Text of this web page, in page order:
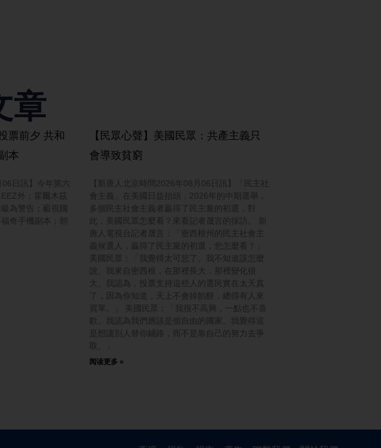
章
票前夕 共和
本
06日訊】今年第六
外；霍爾木茲
為警告；藐視國
奇手機副本；朝
【民眾心聲】美國民眾：共產主義只
會導致貧窮
【新唐人北京時間2026年08月06日訊】「民主社
會主義」在美國日益抬頭，2026年的中期選舉，
多個民主社會主義者贏得了民主黨的初選，對
此，美國民眾怎麼看？來看記者晟言的採訪。 新
唐人電視台記者晟言：「密西根州的民主社會主
義候選人，贏得了民主黨的初選，您怎麼看？」
美國民眾：「我覺得太可悲了。我不知道該怎麼
說。我來自密西根，在那裡長大，那裡變化很
大。我認為，投票支持這些人的選民實在太天真
了，因為你知道，天上不會掉餡餅，總得有人來
買單。」 美國民眾：「我很不高興，一點也不喜
歡。我認為我們應該是個自由的國家。我覺得這
是想讓別人替你鋪路，而不是靠自己的努力去爭
取。」
阅读更多 »